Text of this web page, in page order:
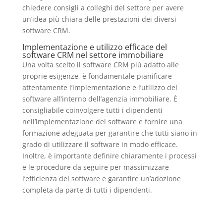
chiedere consigli a colleghi del settore per avere
un’idea più chiara delle prestazioni dei diversi
software CRM.
Implementazione e utilizzo efficace del
software CRM nel settore immobiliare
Una volta scelto il software CRM più adatto alle
proprie esigenze, è fondamentale pianificare
attentamente l’implementazione e l’utilizzo del
software all’interno dell’agenzia immobiliare. È
consigliabile coinvolgere tutti i dipendenti
nell’implementazione del software e fornire una
formazione adeguata per garantire che tutti siano in
grado di utilizzare il software in modo efficace.
Inoltre, è importante definire chiaramente i processi
e le procedure da seguire per massimizzare
l’efficienza del software e garantire un’adozione
completa da parte di tutti i dipendenti.